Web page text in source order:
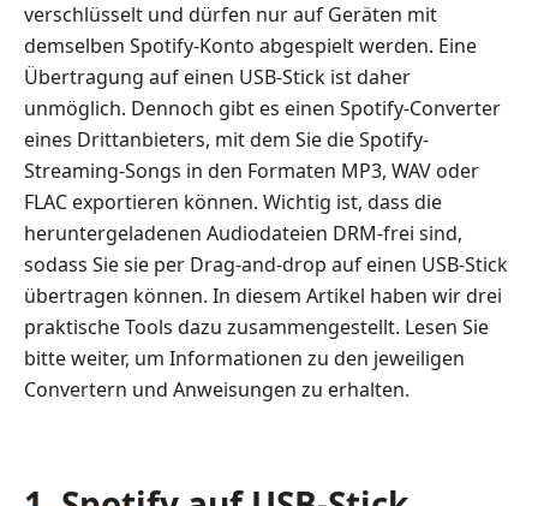
verschlüsselt und dürfen nur auf Geräten mit
demselben Spotify-Konto abgespielt werden. Eine
Übertragung auf einen USB-Stick ist daher
unmöglich. Dennoch gibt es einen Spotify-Converter
eines Drittanbieters, mit dem Sie die Spotify-
Streaming-Songs in den Formaten MP3, WAV oder
FLAC exportieren können. Wichtig ist, dass die
heruntergeladenen Audiodateien DRM-frei sind,
sodass Sie sie per Drag-and-drop auf einen USB-Stick
übertragen können. In diesem Artikel haben wir drei
praktische Tools dazu zusammengestellt. Lesen Sie
bitte weiter, um Informationen zu den jeweiligen
Convertern und Anweisungen zu erhalten.